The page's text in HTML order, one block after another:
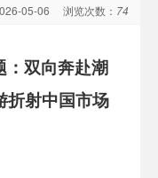
05-06 浏览次数： 74
：双向奔赴潮
射中国市场